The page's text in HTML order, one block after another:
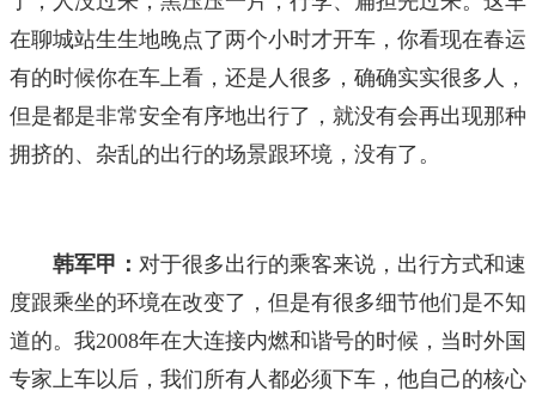
在聊城站生生地晚点了两个小时才开车，你看现在春运
有的时候你在车上看，还是人很多，确确实实很多人，
但是都是非常安全有序地出行了，就没有会再出现那种
拥挤的、杂乱的出行的场景跟环境，没有了。
韩军甲： 对于很多出行的乘客来说，出行方式和速
度跟乘坐的环境在改变了，但是有很多细节他们是不知
道的。我2008年在大连接内燃和谐号的时候，当时外国
专家上车以后，我们所有人都必须下车，他自己的核心